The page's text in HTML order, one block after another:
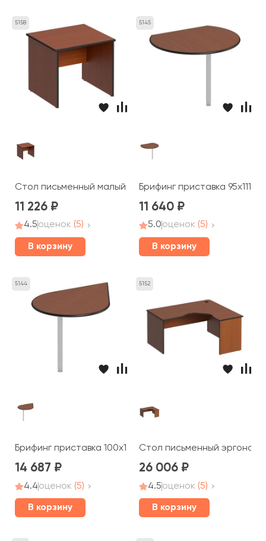
5158
Стол письменный малый 86x80x75 Дин-Р
11 226
4.5оценок (5)
В корзину
5145
Брифинг приставка
11 640
5.0оценок (5)
В корзину
5144
Брифинг приставка 100x132x2,5 Дин-Р
14 687
4.4оценок (5)
В корзину
5152
Стол письменный
26 006
4.5оценок (5)
В корзину